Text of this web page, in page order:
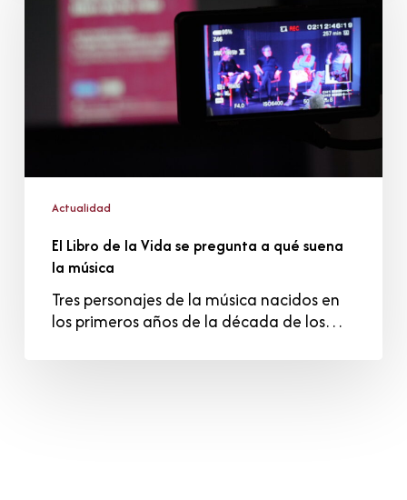
pregunta
qué
Actualidad
El Libro de la Vida se pregunta a qué suena
la música
Tres personajes de la música nacidos en
los primeros años de la década de los…